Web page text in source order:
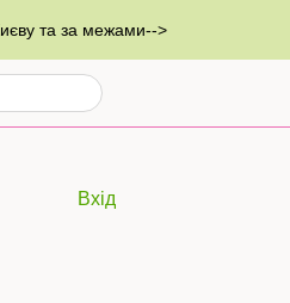
та за межами-->
Вхід